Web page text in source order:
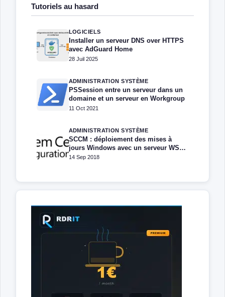
Tutoriels au hasard
LOGICIELS
Installer un serveur DNS over HTTPS
avec AdGuard Home
28 Juil 2025
ADMINISTRATION SYSTÈME
PSSession entre un serveur dans un
domaine et un serveur en Workgroup
11 Oct 2021
ADMINISTRATION SYSTÈME
SCCM : déploiement des mises à
jours Windows avec un serveur WSUS
existant
14 Sep 2018